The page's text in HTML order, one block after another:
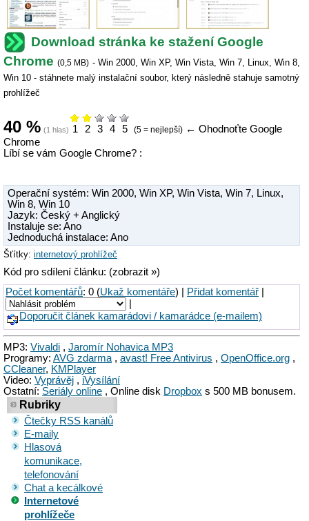
Download stránka ke stažení Google
Chrome (0,5 MB) - Win 2000, Win XP, Win Vista, Win 7, Linux, Win 8,
Win 10 - stáhnete malý instalační soubor, který následně stahuje samotný
prohlížeč
40 % (1 hlas) 1 2 3 4 5 (5 = nejlepší) ← Ohodnoťte Google
Chrome
Líbí se vám Google Chrome? :
Operační systém: Win 2000, Win XP, Win Vista, Win 7, Linux,
Win 8, Win 10
Jazyk: Český + Anglický
Instaluje se: Ano
Jednoduchá instalace: Ano
Šťítky: internetový prohlížeč
Kód pro sdílení článku: (zobrazit »)
Počet komentářů: 0 (Ukaž komentáře) | Přidat komentář
Doporučit článek kamarádovi / kamarádce (e-mailem)
MP3: Vivaldi , Jaromír Nohavica MP3
Programy: AVG zdarma , avast! Free Antivirus , OpenOffice.org ,
CCleaner, KMPlayer
Video: Vyprávěj , iVysílání
Ostatní: Seriály online , Online disk Dropbox s 500 MB bonusem.
Rubriky
Čtečky RSS kanálů
E-maily
Hlasová
komunikace,
telefonování
Chat a kecálkové
Internetové
prohlížeče